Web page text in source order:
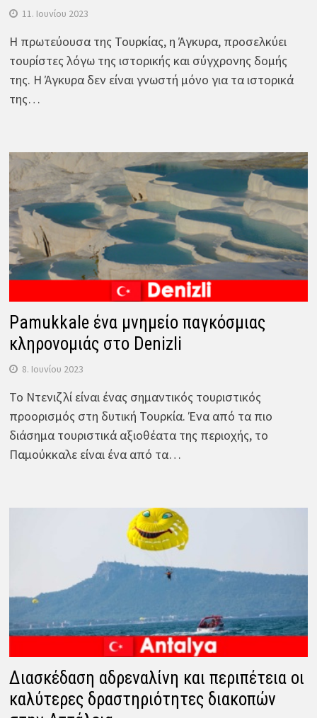
11. Ιουνίου 2023
Η πρωτεύουσα της Τουρκίας, η Άγκυρα, προσελκύει
τουρίστες λόγω της ιστορικής και σύγχρονης δομής
της. Η Άγκυρα δεν είναι γνωστή μόνο για τα ιστορικά
της…
Pamukkale ένα μνημείο παγκόσμιας
κληρονομιάς στο Denizli
8. Ιουνίου 2023
Το Ντενιζλί είναι ένας σημαντικός τουριστικός
προορισμός στη δυτική Τουρκία. Ένα από τα πιο
διάσημα τουριστικά αξιοθέατα της περιοχής, το
Παμούκκαλε είναι ένα από τα…
Διασκέδαση αδρεναλίνη και περιπέτεια οι
καλύτερες δραστηριότητες διακοπών